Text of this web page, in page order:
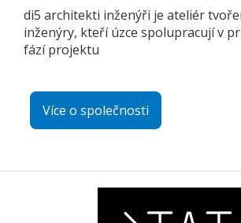
di5 architekti inženýři je ateliér
inženýry, kteří úzce spolupracují v
fází projektu
Více o společnosti